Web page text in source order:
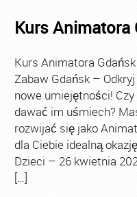
Kurs Animatora
Kurs Animatora
Zabaw Gdańsk –
nowe umiejętności!
dawać im uśmiech?
rozwijać się jako
dla Ciebie idealną
Dzieci – 26 kwietnia
[…]